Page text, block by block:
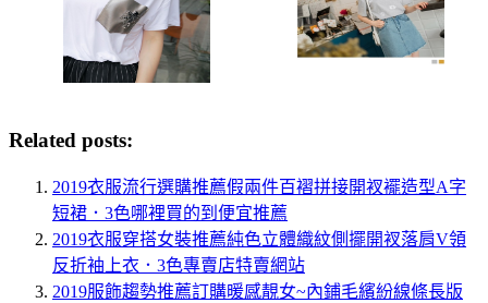
Related posts:
2019衣服流行選購推薦假兩件百褶拼接開衩襬造型A字
短裙．3色哪裡買的到便宜推薦
2019衣服穿搭女裝推薦純色立體織紋側擺開衩落肩V領
反折袖上衣．3色專賣店特賣網站
2019服飾趨勢推薦訂購暖感靚女~內鋪毛繽紛線條長版